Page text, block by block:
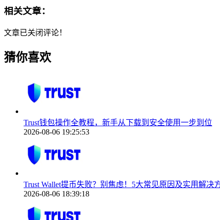
相关文章：
文章已关闭评论！
猜你喜欢
Trust钱包操作全教程，新手从下载到安全使用一步到位
2026-08-06 19:25:53
Trust Wallet提币失败？别焦虑！5大常见原因及实用解决
2026-08-06 18:39:18